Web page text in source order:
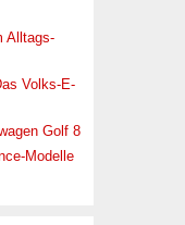
Alltags-
Volks-E-
Golf 8
Modelle